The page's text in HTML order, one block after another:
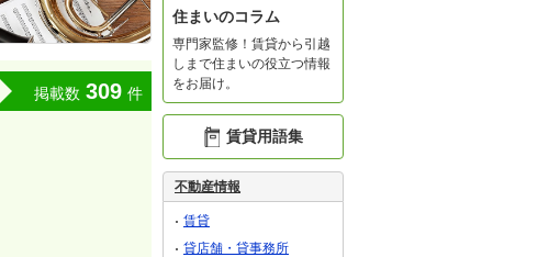
掲載数 309 件
住まいのコラム
専門家監修！賃貸から引越
しまで住まいの役立つ情報
をお届け。
賃貸用語集
不動産情報
賃貸
貸店舗・貸事務所